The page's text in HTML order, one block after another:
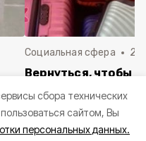
сбора технических
сайтом, Вы
персональных данных.
Социальная сфера 20
Вернуться, чтобы
в Белгородскую
пять лет